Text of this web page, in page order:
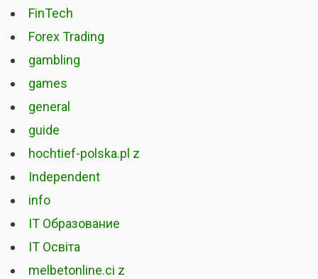
FinTech
Forex Trading
gambling
games
general
guide
hochtief-polska.pl z
Independent
info
IT Образование
IT Освіта
melbetonline.ci z